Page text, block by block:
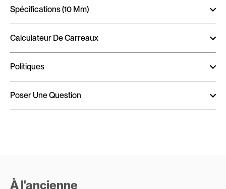
Spécifications (10 Mm)
Calculateur De Carreaux
Politiques
Poser Une Question
À l'ancienne